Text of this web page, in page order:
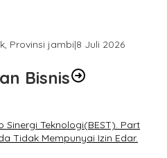
Provinsi jambi|8 Juli 2026
Bisnis
Sinergi Teknologi(BEST). Part
Tidak Mempunyai Izin Edar.